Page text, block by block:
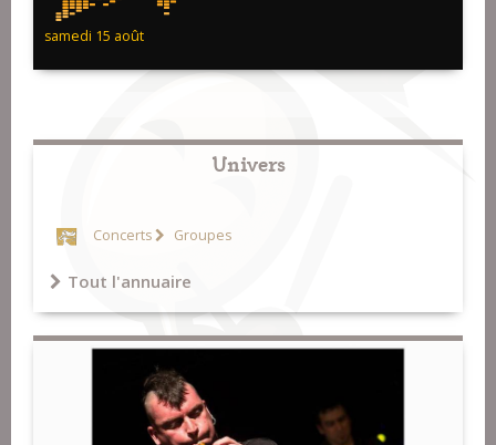
samedi 15 août
Univers
Concerts Groupes
Tout l'annuaire